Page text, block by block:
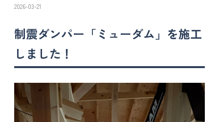
2026-03-21
制震ダンパー「ミューダム」を施工
しました！